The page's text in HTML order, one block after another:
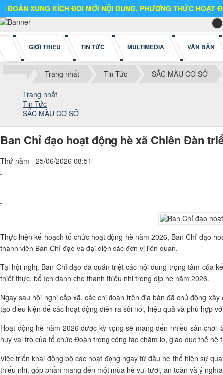
KÍCH ĐỔI MỚI NỘI DUNG, PHƯƠNG THỨC HOẠT ĐỘNG
GIỚI THIỆU TIN TỨC MULTIMEDIA VĂN BẢN
Trang nhất Tin Tức SẮC MÀU CƠ SỞ
Trang nhất
Tin Tức
SẮC MÀU CƠ SỞ
Ban Chỉ đạo hoạt động hè xã Chiên Đàn
Thứ năm - 25/06/2026 08:51
Thực hiện kế hoạch tổ chức hoạt động hè năm 2026, Ban Chỉ đạo
thành viên Ban Chỉ đạo và đại diện các đơn vị liên quan.
Tại hội nghị, Ban Chỉ đạo đã quán triệt các nội dung trọng tâm của
thiết thực, bổ ích dành cho thanh thiếu nhi trong dịp hè năm 2026.
Ngay sau hội nghị cấp xã, các chi đoàn trên địa bàn đã chủ động
tạo điều kiện để các hoạt động diễn ra sôi nổi, hiệu quả và phù hợp
Hoạt động hè năm 2026 được kỳ vọng sẽ mang đến nhiều sân
huy vai trò của tổ chức Đoàn trong công tác chăm lo, giáo dục thế hệ
Việc triển khai đồng bộ các hoạt động ngay từ đầu hè thể hiện sự
thiếu nhi, góp phần mang đến một mùa hè vui tươi, an toàn và ý